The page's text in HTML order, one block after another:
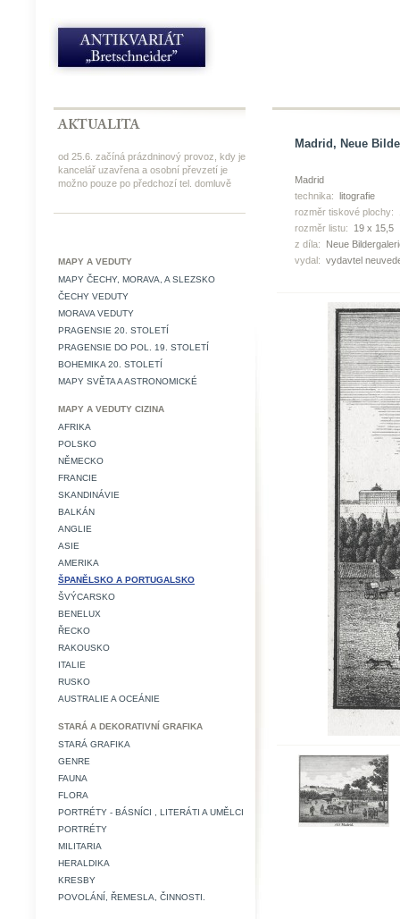
od 25.6. začíná prázdninový provoz, kdy je
kancelář uzavřena a osobní převzetí je
možno pouze po předchozí tel. domluvě
MAPY A VEDUTY
MAPY ČECHY, MORAVA, A SLEZSKO
ČECHY VEDUTY
MORAVA VEDUTY
PRAGENSIE 20. STOLETÍ
PRAGENSIE DO POL. 19. STOLETÍ
BOHEMIKA 20. STOLETÍ
MAPY SVĚTA A ASTRONOMICKÉ
MAPY A VEDUTY CIZINA
AFRIKA
POLSKO
NĚMECKO
FRANCIE
SKANDINÁVIE
BALKÁN
ANGLIE
ASIE
AMERIKA
ŠPANĚLSKO A PORTUGALSKO
ŠVÝCARSKO
BENELUX
ŘECKO
RAKOUSKO
ITALIE
RUSKO
AUSTRALIE A OCEÁNIE
STARÁ A DEKORATIVNÍ GRAFIKA
STARÁ GRAFIKA
GENRE
FAUNA
FLORA
PORTRÉTY - BÁSNÍCI , LITERÁTI A UMĚLCI
PORTRÉTY
MILITARIA
HERALDIKA
KRESBY
POVOLÁNÍ, ŘEMESLA, ČINNOSTI.
Madrid, Neue
Madrid
technika: litografie
rozměr tiskové plochy:
rozměr listu:
19 x 15,5
z díla:
Neue
vydal: vydavtel